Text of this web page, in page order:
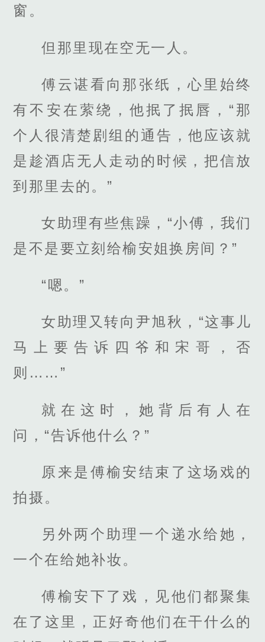
窗。
但那里现在空无一人。
傅云谌看向那张纸，心里始终
有不安在萦绕，他抿了抿唇，“那
个人很清楚剧组的通告，他应该就
是趁酒店无人走动的时候，把信放
到那里去的。”
女助理有些焦躁，“小傅，我们
是不是要立刻给榆安姐换房间？”
“嗯。”
女助理又转向尹旭秋，“这事儿
马上要告诉四爷和宋哥，否
则……”
就在这时，她背后有人在
问，“告诉他什么？”
原来是傅榆安结束了这场戏的
拍摄。
另外两个助理一个递水给她，
一个在给她补妆。
傅榆安下了戏，见他们都聚集
在了这里，正好奇他们在干什么的